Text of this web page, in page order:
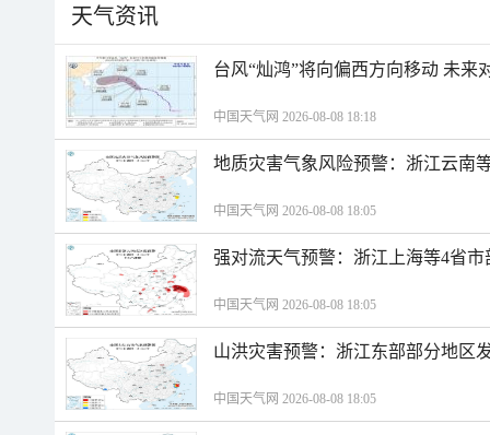
天气资讯
台风“灿鸿”将向偏西方向移动 未来
中国天气网 2026-08-08 18:18
地质灾害气象风险预警：浙江云南
中国天气网 2026-08-08 18:05
强对流天气预警：浙江上海等4省
中国天气网 2026-08-08 18:05
山洪灾害预警：浙江东部部分地区
中国天气网 2026-08-08 18:05